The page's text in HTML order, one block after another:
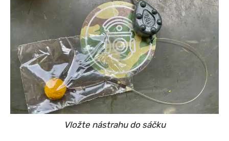
Vložte nástrahu do sáčku